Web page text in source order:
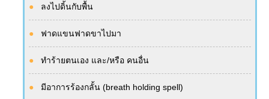
ลงไปดิ้นกับพื้น
ฟาดแขนฟาดขาไปมา
ทำร้ายตนเอง และ/หรือ คนอื่น
มีอาการร้องกลั้น (breath holding spell)